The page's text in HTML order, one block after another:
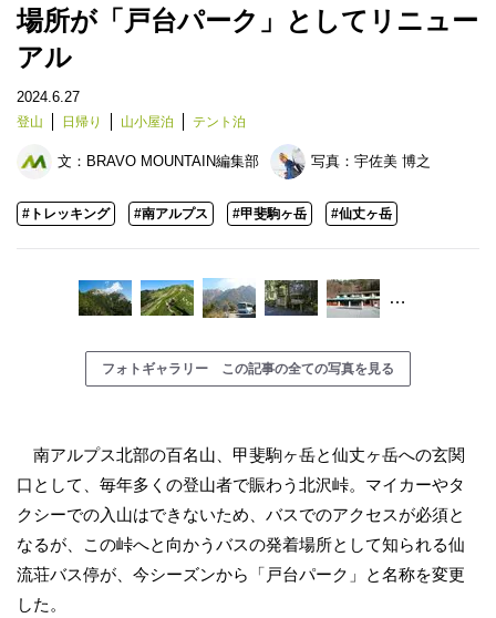
場所が「戸台パーク」としてリニュー
アル
2024.6.27
登山 日帰り 山小屋泊 テント泊
文： BRAVO MOUNTAIN編集部 写真： 宇佐美 博之
#トレッキング #南アルプス #甲斐駒ヶ岳 #仙丈ヶ岳
…
フォトギャラリー この記事の全ての写真を見る
南アルプス北部の百名山、甲斐駒ヶ岳と仙丈ヶ岳への玄関
口として、毎年多くの登山者で賑わう北沢峠。マイカーやタ
クシーでの入山はできないため、バスでのアクセスが必須と
なるが、この峠へと向かうバスの発着場所として知られる仙
流荘バス停が、今シーズンから「戸台パーク」と名称を変更
した。